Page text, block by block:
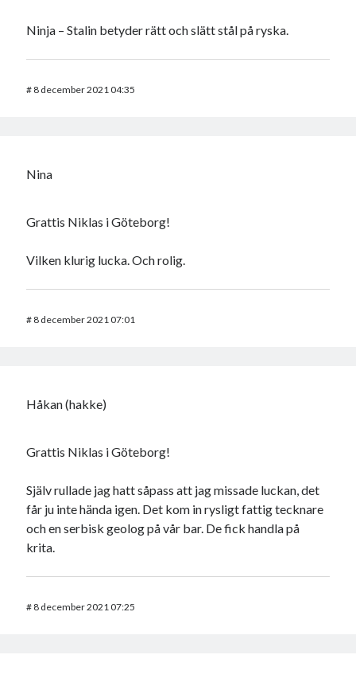
Ninja – Stalin betyder rätt och slätt stål på ryska.
# 8 december 2021 04:35
Nina
Grattis Niklas i Göteborg!
Vilken klurig lucka. Och rolig.
# 8 december 2021 07:01
Håkan (hakke)
Grattis Niklas i Göteborg!
Själv rullade jag hatt såpass att jag missade luckan, det
får ju inte hända igen. Det kom in rysligt fattig tecknare
och en serbisk geolog på vår bar. De fick handla på
krita.
# 8 december 2021 07:25